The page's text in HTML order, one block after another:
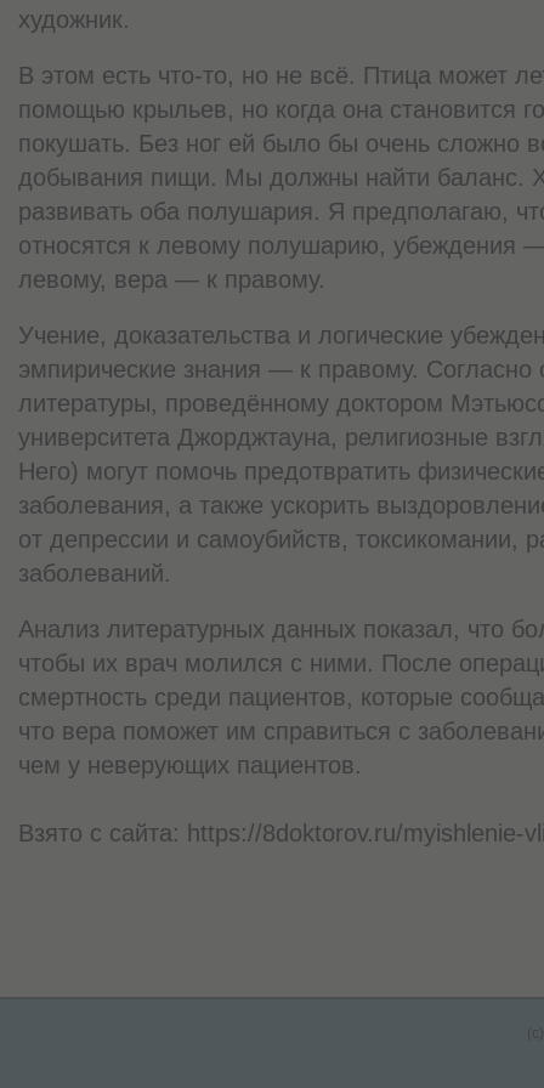
художник.
В этом есть что-то, но не всё. Птица может
помощью крыльев, но когда она становится
покушать. Без ног ей было бы очень сложно
добывания пищи. Мы должны найти баланс.
развивать оба полушария. Я предполагаю,
относятся к левому полушарию, убеждения
левому, вера — к правому.
Учение, доказательства и логические
эмпирические знания — к правому. Согласно
литературы, проведённому доктором
университета Джорджтауна, религиозные
Него) могут помочь предотвратить
заболевания, а также ускорить
от депрессии и самоубийств, токсикомании,
заболеваний.
Анализ литературных данных показал, что
чтобы их врач молился с ними. После
смертность среди пациентов, которые
что вера поможет им справиться с
чем у неверующих пациентов.
Взято с сайта: https://8doktorov.ru/myishlenie-